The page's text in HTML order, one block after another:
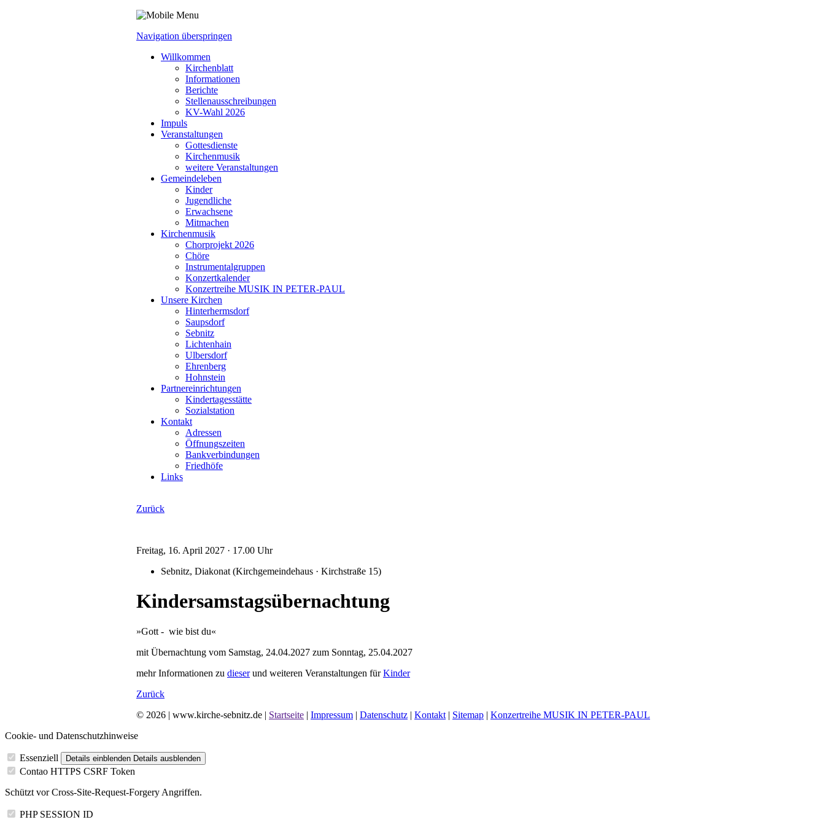
Navigation überspringen
Willkommen
Kirchenblatt
Informationen
Berichte
Stellenausschreibungen
KV-Wahl 2026
Impuls
Veranstaltungen
Gottesdienste
Kirchenmusik
weitere Veranstaltungen
Gemeindeleben
Kinder
Jugendliche
Erwachsene
Mitmachen
Kirchenmusik
Chorprojekt 2026
Chöre
Instrumental­gruppen
Konzertkalender
Konzertreihe MUSIK IN PETER‑PAUL
Unsere Kirchen
Hinterhermsdorf
Saupsdorf
Sebnitz
Lichtenhain
Ulbersdorf
Ehrenberg
Hohnstein
Partnereinrichtungen
Kindertagesstätte
Sozialstation
Kontakt
Adressen
Öffnungszeiten
Bankverbindungen
Friedhöfe
Links
Zurück
Freitag, 16. April 2027 · 17.00 Uhr
Sebnitz, Diakonat (Kirch­gemeinde­haus · Kirchstraße 15)
Kindersamstags­übernachtung
»Gott - wie bist du«
mit Übernachtung vom Samstag, 24.04.2027 zum Sonntag, 25.04.2027
mehr Informationen zu dieserund weiteren Veranstaltungen fürKinder
Zurück
© 2026 | www.kirche-sebnitz.de | Startseite | Impressum | Datenschutz | Kontakt | Sitemap | Konzertreihe MUSIK IN PETER-PAUL
Cookie- und Datenschutzhinweise
Essenziell Details einblenden Details ausblenden
Contao HTTPS CSRF Token
Schützt vor Cross-Site-Request-Forgery Angriffen.
PHP SESSION ID